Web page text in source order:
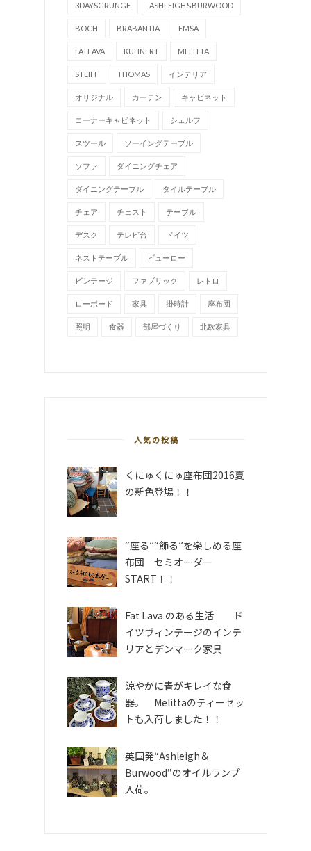
3DAYSGRUNGE ASHLEIGH&BURWOOD
BOCH BRABANTIA EMSA
FATLAVA KUHNERT MELITTA
STEIFF THOMAS インテリア
オリジナル カーテン キャビネット
コーナーキャビネット シェルフ
スツール ソーイングテーブル
ソファ ダイニングチェア
ダイニングテーブル タイルテーブル
チェア チェスト テーブル
デスク テレビ台 ドイツ
ネストテーブル ビューロー
ビンテージ ファブリック レトロ
ローボード 家具 掛時計 座布団
照明 食器 部屋づくり 北欧家具
人気の投稿
くにゅくにゅ座布団2016夏
の新色登場！！
“座る”“飾る”を楽しめる座
布団 セミオーダー
START！！
Fat Lava のある生活 ド
イツヴィンテージのインテ
リアとデンマーク家具
涼やかに青がキレイな食
器。 Melittaのティーセッ
トも入荷しました！！
英国発“Ashleigh＆
Burwood”のオイルランプ
入荷。